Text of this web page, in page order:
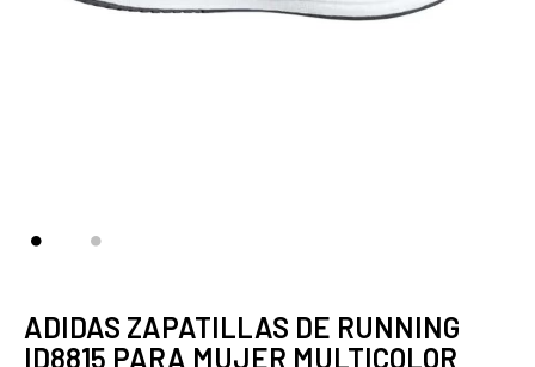
ADIDAS ZAPATILLAS DE RUNNING
ID8815 PARA MUJER MULTICOLOR